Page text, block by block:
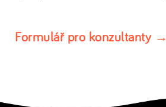
Formulář pro konzultanty →